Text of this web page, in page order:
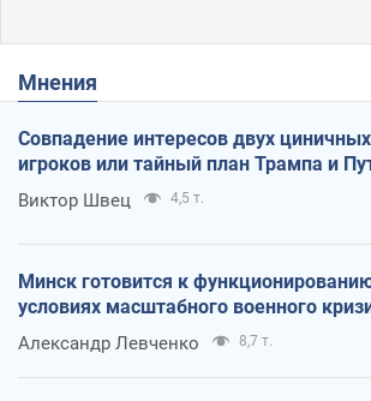
Мнения
Совпадение интересов двух циничных
игроков или тайный план Трампа и
Виктор Швец 4,5 т.
Минск готовится к
условиях масштабного военного
Александр Левченко 8,7 т.